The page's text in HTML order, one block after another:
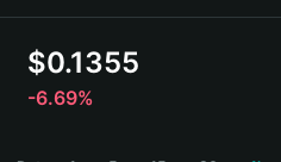
ภาษาไทย
Español
Español (Argentina)
$0.1355
-6.69%